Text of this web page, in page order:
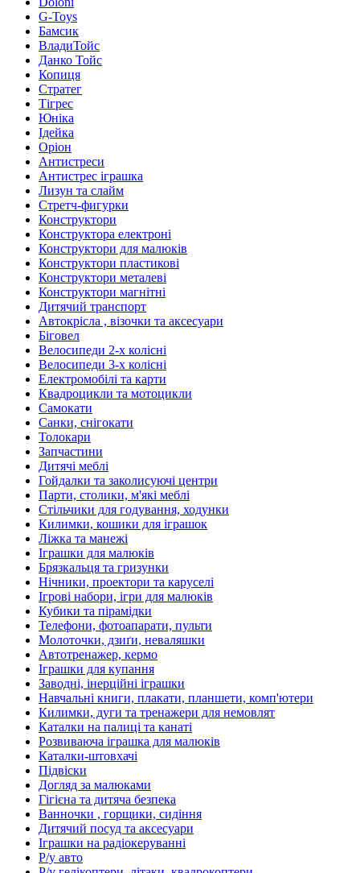
G-Toys
Бамсик
ВладиТойс
Данко Тойс
Копиця
Стратег
Тігрес
Юніка
Ідейка
Оріон
Антистреси
Антистрес іграшка
Лизун та слайм
Стретч-фигурки
Конструктори
Конструктора електроні
Конструктори для малюків
Конструктори пластикові
Конструктори металеві
Конструктори магнітні
Дитячий транспорт
Автокрісла , візочки та аксесуари
Біговел
Велосипеди 2-х колісні
Велосипеди 3-х колісні
Електромобілі та карти
Квадроцикли та мотоцикли
Самокати
Санки, снігокати
Толокари
Запчастини
Дитячі меблі
Гойдалки та заколисуючі центри
Парти, столики, м'які меблі
Стільчики для годування, ходунки
Килимки, кошики для іграшок
Ліжка та манежі
Іграшки для малюків
Брязкальця та гризунки
Нічники, проектори та каруселі
Ігрові набори, ігри для малюків
Кубики та пірамідки
Телефони, фотоапарати, пульти
Молоточки, дзиґи, неваляшки
Автотренажер, кермо
Іграшки для купання
Заводні, інерційні іграшки
Навчальні книги, плакати, планшети, комп'ютери
Килимки, дуги та тренажери для немовлят
Каталки на палиці та канаті
Розвиваюча іграшка для малюків
Каталки-штовхачі
Підвіски
Догляд за малюками
Гігієна та дитяча безпека
Ванночки , горщики, сидіння
Дитячий посуд та аксесуари
Іграшки на радіокеруванні
Р/у авто